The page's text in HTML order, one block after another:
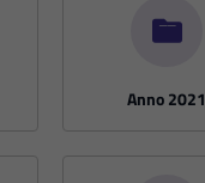
Anno 2021